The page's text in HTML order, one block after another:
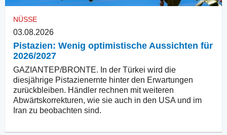
NÜSSE
03.08.2026
Pistazien: Wenig optimistische Aussichten für
2026/2027
GAZIANTEP/BRONTE. In der Türkei wird die
diesjährige Pistazienernte hinter den Erwartungen
zurückbleiben. Händler rechnen mit weiteren
Abwärtskorrekturen, wie sie auch in den USA und im
Iran zu beobachten sind.